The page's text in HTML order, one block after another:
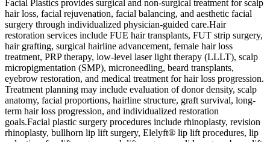
Facial Plastics provides surgical and non-surgical treatment for scalp
hair loss, facial rejuvenation, facial balancing, and aesthetic facial
surgery through individualized physician-guided care.Hair
restoration services include FUE hair transplants, FUT strip surgery,
hair grafting, surgical hairline advancement, female hair loss
treatment, PRP therapy, low-level laser light therapy (LLLT), scalp
micropigmentation (SMP), microneedling, beard transplants,
eyebrow restoration, and medical treatment for hair loss progression.
Treatment planning may include evaluation of donor density, scalp
anatomy, facial proportions, hairline structure, graft survival, long-
term hair loss progression, and individualized restoration
goals.Facial plastic surgery procedures include rhinoplasty, revision
rhinoplasty, bullhorn lip lift surgery, Elelyft® lip lift procedures, lip